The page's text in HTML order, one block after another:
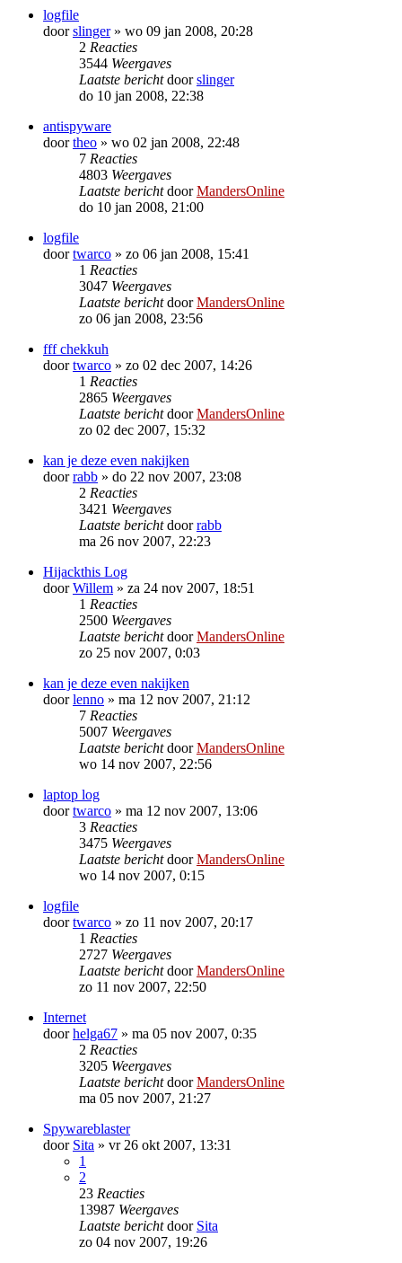
logfile
doorslinger» wo 09 jan 2008, 20:28
2 Reacties
3544 Weergaves
Laatste berichtdoorslinger
do 10 jan 2008, 22:38
antispyware
doortheo » wo 02 jan 2008, 22:48
7 Reacties
4803 Weergaves
Laatste berichtdoorMandersOnline
do 10 jan 2008, 21:00
logfile
doortwarco » zo 06 jan 2008, 15:41
1 Reacties
3047 Weergaves
Laatste berichtdoorMandersOnline
zo 06 jan 2008, 23:56
fff chekkuh
doortwarco » zo 02 dec 2007, 14:26
1 Reacties
2865 Weergaves
Laatste berichtdoorMandersOnline
zo 02 dec 2007, 15:32
kan je deze even nakijken
doorrabb » do 22 nov 2007, 23:08
2 Reacties
3421 Weergaves
Laatste berichtdoorrabb
ma 26 nov 2007, 22:23
Hijackthis Log
doorWillem » za 24 nov 2007, 18:51
1 Reacties
2500 Weergaves
Laatste berichtdoorMandersOnline
zo 25 nov 2007, 0:03
kan je deze even nakijken
doorlenno » ma 12 nov 2007, 21:12
7 Reacties
5007 Weergaves
Laatste berichtdoorMandersOnline
wo 14 nov 2007, 22:56
laptop log
doortwarco » ma 12 nov 2007, 13:06
3 Reacties
3475 Weergaves
Laatste berichtdoorMandersOnline
wo 14 nov 2007, 0:15
logfile
doortwarco » zo 11 nov 2007, 20:17
1 Reacties
2727 Weergaves
Laatste berichtdoorMandersOnline
zo 11 nov 2007, 22:50
Internet
doorhelga67 » ma 05 nov 2007, 0:35
2 Reacties
3205 Weergaves
Laatste berichtdoorMandersOnline
ma 05 nov 2007, 21:27
Spywareblaster
door Sita » vr 26 okt 2007, 13:31
1
2
23 Reacties
13987 Weergaves
Laatste berichtdoor Sita
zo 04 nov 2007, 19:26